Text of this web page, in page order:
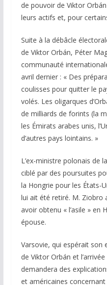
de pouvoir de Viktor
leurs actifs et, pour
Suite à la débâcle
de Viktor Orbán, Péter
communauté
avril dernier : « Des
coulisses pour quitter le
volés. Les oligarques
de milliards de forints (la
les Émirats arabes unis,
d’autres pays lointains. »
L’ex-ministre polonais de
ciblé par des poursuites
la Hongrie pour les États-
lui ait été retiré. M. Ziobro
avoir obtenu « l’asile » en
épouse.
Varsovie, qui espérait son
de Viktor Orbán et
demandera des
et américaines